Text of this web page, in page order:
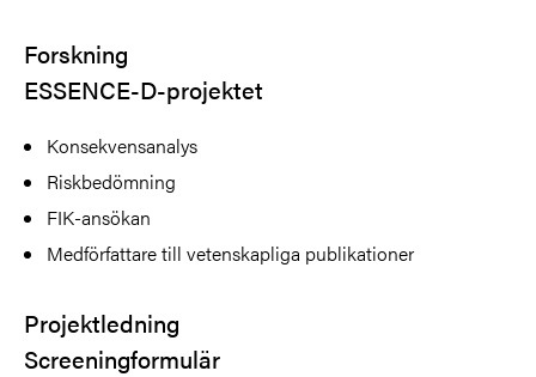
Forskning
ESSENCE-D-projektet
Konsekvensanalys
Riskbedömning
FIK-ansökan
Medförfattare till vetenskapliga publikationer
Projektledning
Screeningformulär